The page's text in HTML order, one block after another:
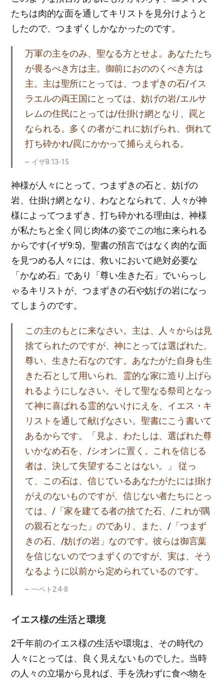
たちは肉的な面を通してキリストを見分けようと
したので、つまずくしかなかったのです。
万軍の主をのみ、聖なる方とせよ。あなたたち
が畏るべき方は主。御前におののくべき方は
主。主は聖所にとっては、つまずきの石/イス
ラエルの両王国にとっては、妨げの岩/エルサ
レムの住民にとっては/仕掛け網となり、罠と
なられる。多くの者がこれに妨げられ、倒れて
打ち砕かれ/罠にかかって捕らえられる。
イザ8:13-15
神様が人々にとって、つまずきの石と、妨げの
岩、仕掛け網となり、わなとなられて、人々が神
様によってつまずき、打ち砕かれる理由は、神様
が私たちと全く同じ肉体の姿でこの地に来られる
からです(イザ9:5)。聖書の預言ではなく肉的な面
を見つめる人々には、救いにおいて絶対必要な
「かなめ石」であり「尊い生きた石」でいらっし
ゃるキリストが、つまずきの石や妨げの岩になっ
てしまうのです。
この主のもとに来なさい。主は、人々からは見
捨てられたのですが、神にとっては選ばれた、
尊い、生きた石なのです。あなたがた自身も生
きた石として用いられ、霊的な家に造り上げら
れるようにしなさい。そして聖なる祭司となっ
て神に喜ばれる霊的ないけにえを、イエス・キ
リストを通して献げなさい。聖書にこう書いて
あるからです。「見よ、わたしは、選ばれた尊
いかなめ石を、/シオンに置く。これを信じる
者は、決して失望することはない。」 従っ
て、この石は、信じているあなたがたには掛け
がえのないものですが、信じない者たちにとっ
ては、/「家を建てる者の捨てた石、/これが隅
の親石となった」のであり、また、/「つまず
きの石、/妨げの岩」なのです。彼らは御言葉
を信じないのでつまずくのですが、実は、そう
なるように以前から定められているのです。
一ペト2:4-8
イエス様の生活と環境
2千年前のイエス様の生活や環境は、その時代の
人々にとっては、良く見えないものでした。当時
の人々の立場から見れば、手を洗わずに食べ物を